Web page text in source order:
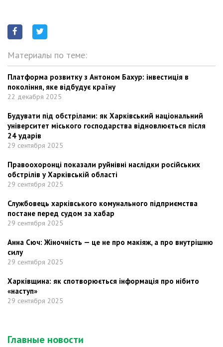
Материалы по теме:
Платформа розвитку з Антоном Бахур: інвестиція в
покоління, яке відбудує країну
22 декабря 2025
Будувати під обстрілами: як Харківський національний
університет міського господарства відновлюється після
24 ударів
29 сентября 2025
Правоохоронці показали руйнівні наслідки російських
обстрілів у Харківській області
29 сентября 2025
Службовець харківського комунального підприємства
постане перед судом за хабар
29 сентября 2025
Анна Сюч: Жіночність — це не про макіяж, а про внутрішню
силу
29 сентября 2025
Харківщина: як спотворюється інформація про нібито
«наступ»
29 сентября 2025
Главные новости